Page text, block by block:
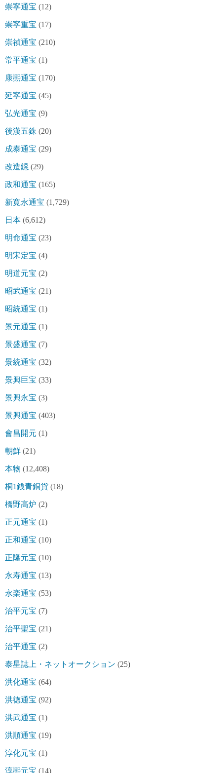
崇寧通宝 (12)
崇寧重宝 (17)
崇禎通宝 (210)
常平通宝 (1)
康熈通宝 (170)
延寧通宝 (45)
弘光通宝 (9)
後漢五銖 (20)
成泰通宝 (29)
改造鐚 (29)
政和通宝 (165)
新寛永通宝 (1,729)
日本 (6,612)
明命通宝 (23)
明宋定宝 (4)
明道元宝 (2)
昭武通宝 (21)
昭統通宝 (1)
景元通宝 (1)
景盛通宝 (7)
景統通宝 (32)
景興巨宝 (33)
景興永宝 (3)
景興通宝 (403)
會昌開元 (1)
朝鮮 (21)
本物 (12,408)
桐1銭青銅貨 (18)
橋野高炉 (2)
正元通宝 (1)
正和通宝 (10)
正隆元宝 (10)
永寿通宝 (13)
永楽通宝 (53)
治平元宝 (7)
治平聖宝 (21)
治平通宝 (2)
泰星誌上・ネットオークション (25)
洪化通宝 (64)
洪徳通宝 (92)
洪武通宝 (1)
洪順通宝 (19)
淳化元宝 (1)
淳熈元宝 (14)